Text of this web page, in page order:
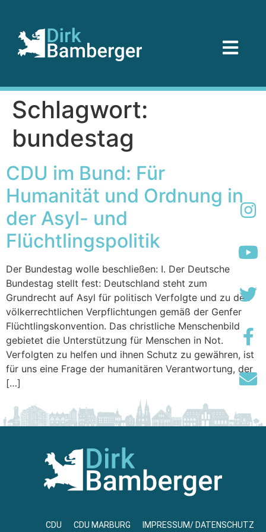
Schlagwort:
bundestag
CDU im Bund: Für
Humanität und Ordnung in
der Asyl- und
Flüchtlingspolitik
Der Bundestag wolle beschließen: I. Der Deutsche
Bundestag stellt fest: Deutschland steht zum
Grundrecht auf Asyl für politisch Verfolgte und zu den
völkerrechtlichen Verpflichtungen gemäß der Genfer
Flüchtlingskonvention. Das christliche Menschenbild
gebietet die Unterstützung für Menschen in Not.
Verfolgten zu helfen und ihnen Schutz zu gewähren, ist
für uns eine Frage der humanitären Verantwortung, der
[…]
CDU CDU MARBURG IMPRESSUM/ DATENSCHUTZ